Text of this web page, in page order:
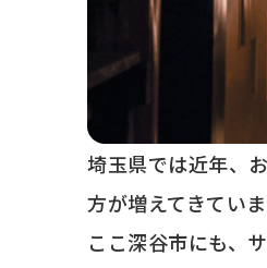
埼玉県では近年、
方が増えてきてい
ここ深谷市にも、